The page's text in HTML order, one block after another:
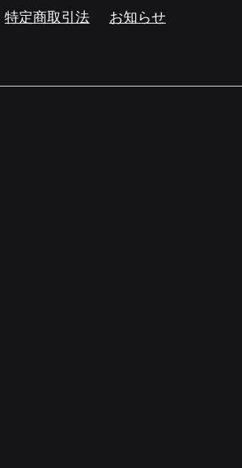
特定商取引法
お知らせ